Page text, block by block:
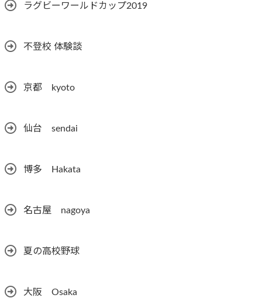
ラグビーワールドカップ2019
不登校 体験談
京都 kyoto
仙台 sendai
博多 Hakata
名古屋 nagoya
夏の高校野球
大阪 Osaka